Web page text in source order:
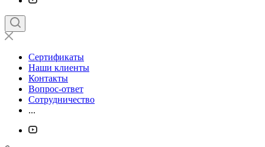
Сертификаты
Наши клиенты
Контакты
Вопрос-ответ
Сотрудничество
...